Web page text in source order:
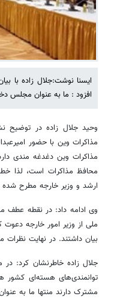
ایسنا نوشت:جلال زاده با
افزود : ما به عنوان مجلس
وحید جلال زاده در توضیح
مذاکرات وین با حضور
محافظ مذاکرات است، لذا
ارشد و وزیر خارجه مطرح
وی ادامه داد: در نقطه عطف
ملی از وزیر امور خارجه دعوت
بیان داشتند. در نهایت
جلال زاده خاطرنشان کرد:
توانمندی‌های هسته‌ای
مشترک دارند منتها ما به